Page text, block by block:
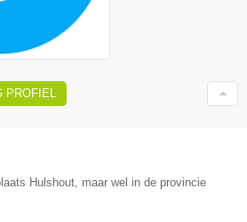
PROFIEL
Hulshout, maar wel in de provincie